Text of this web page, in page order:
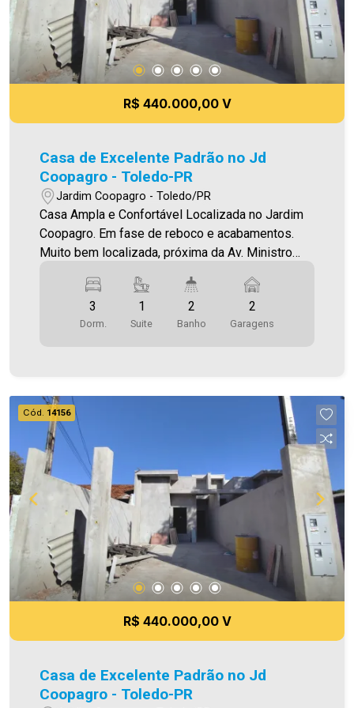
como alteração dos preços e imagens. Fotos
meramente ilustrativas
R$ 440.000,00 V
Casa de Excelente Padrão no Jd
Coopagro - Toledo-PR
Jardim Coopagro - Toledo/PR
Casa Ampla e Confortável Localizada no Jardim
Coopagro. Em fase de reboco e acabamentos.
Muito bem localizada, próxima da Av. Ministro
(com lustre) - Sala de jantar - Cozinha (integrada
com as salas de estar/jantar) - 01 suíte - 02
quartos - 02 Banheiros (social e suíte - com box)
(sendo descobertas) - Piso porcelanato -
Iluminação em Led Área construída 73,00m² Área
de terreno 125,00m² Aproveite essa
oportunidade! A hora de encontrar o seu novo lar
é agora! Imobiliária Ativa, sinta-se em casa! As
informações aqui prestadas são verdadeiras,
todavia, reservamo-nos o direito de corrigir
qualquer erro de digitação e ou ortografia, bem
como alteração dos preços e imagens. Fotos
meramente ilustrativas
3
Dorm.
1
Suite
2
Banho
2
Garagens
Cód. 14156
R$ 440.000,00 V
Casa de Excelente Padrão no Jd
Coopagro - Toledo-PR